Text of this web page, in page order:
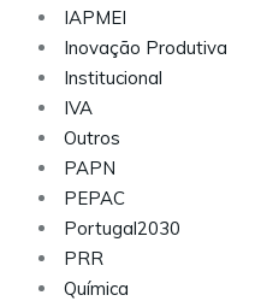
IAPMEI
Inovação Produtiva
Institucional
IVA
Outros
PAPN
PEPAC
Portugal2030
PRR
Química